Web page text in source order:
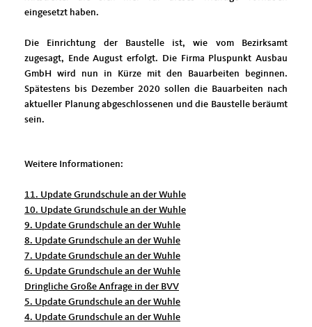
eingesetzt haben.
Die Einrichtung der Baustelle ist, wie vom Bezirksamt
zugesagt, Ende August erfolgt. Die Firma Pluspunkt Ausbau
GmbH wird nun in Kürze mit den Bauarbeiten beginnen.
Spätestens bis Dezember 2020 sollen die Bauarbeiten nach
aktueller Planung abgeschlossenen und die Baustelle beräumt
sein.
Weitere Informationen:
11. Update Grundschule an der Wuhle
10. Update Grundschule an der Wuhle
9. Update Grundschule an der Wuhle
8. Update Grundschule an der Wuhle
7. Update Grundschule an der Wuhle
6. Update Grundschule an der Wuhle
Dringliche Große Anfrage in der BVV
5. Update Grundschule an der Wuhle
4. Update Grundschule an der Wuhle